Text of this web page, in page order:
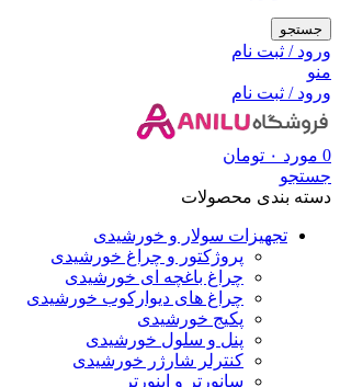
جستجو
ورود / ثبت نام
منو
ورود / ثبت نام
0 مورد ۰ تومان
جستجو
دسته بندی محصولات
تجهیزات سولار و خورشیدی
پروژکتور و چراغ خورشیدی
چراغ باغچه ای خورشیدی
چراغ های دیوارکوب خورشیدی
پکیج خورشیدی
پنل و سلول خورشیدی
کنترلر شارژر خورشیدی
سانورتر و اینورتر